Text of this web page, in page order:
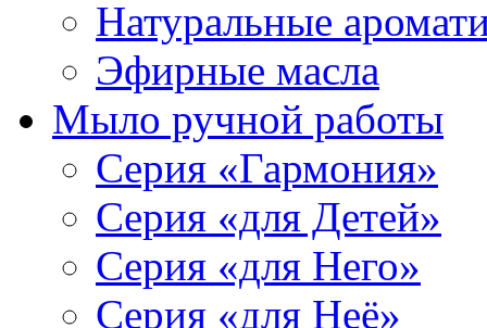
Натуральные
Эфирные масла
Мыло ручной работы
Серия «Гармония»
Серия «для Детей»
Серия «для Него»
Серия «для Неё»